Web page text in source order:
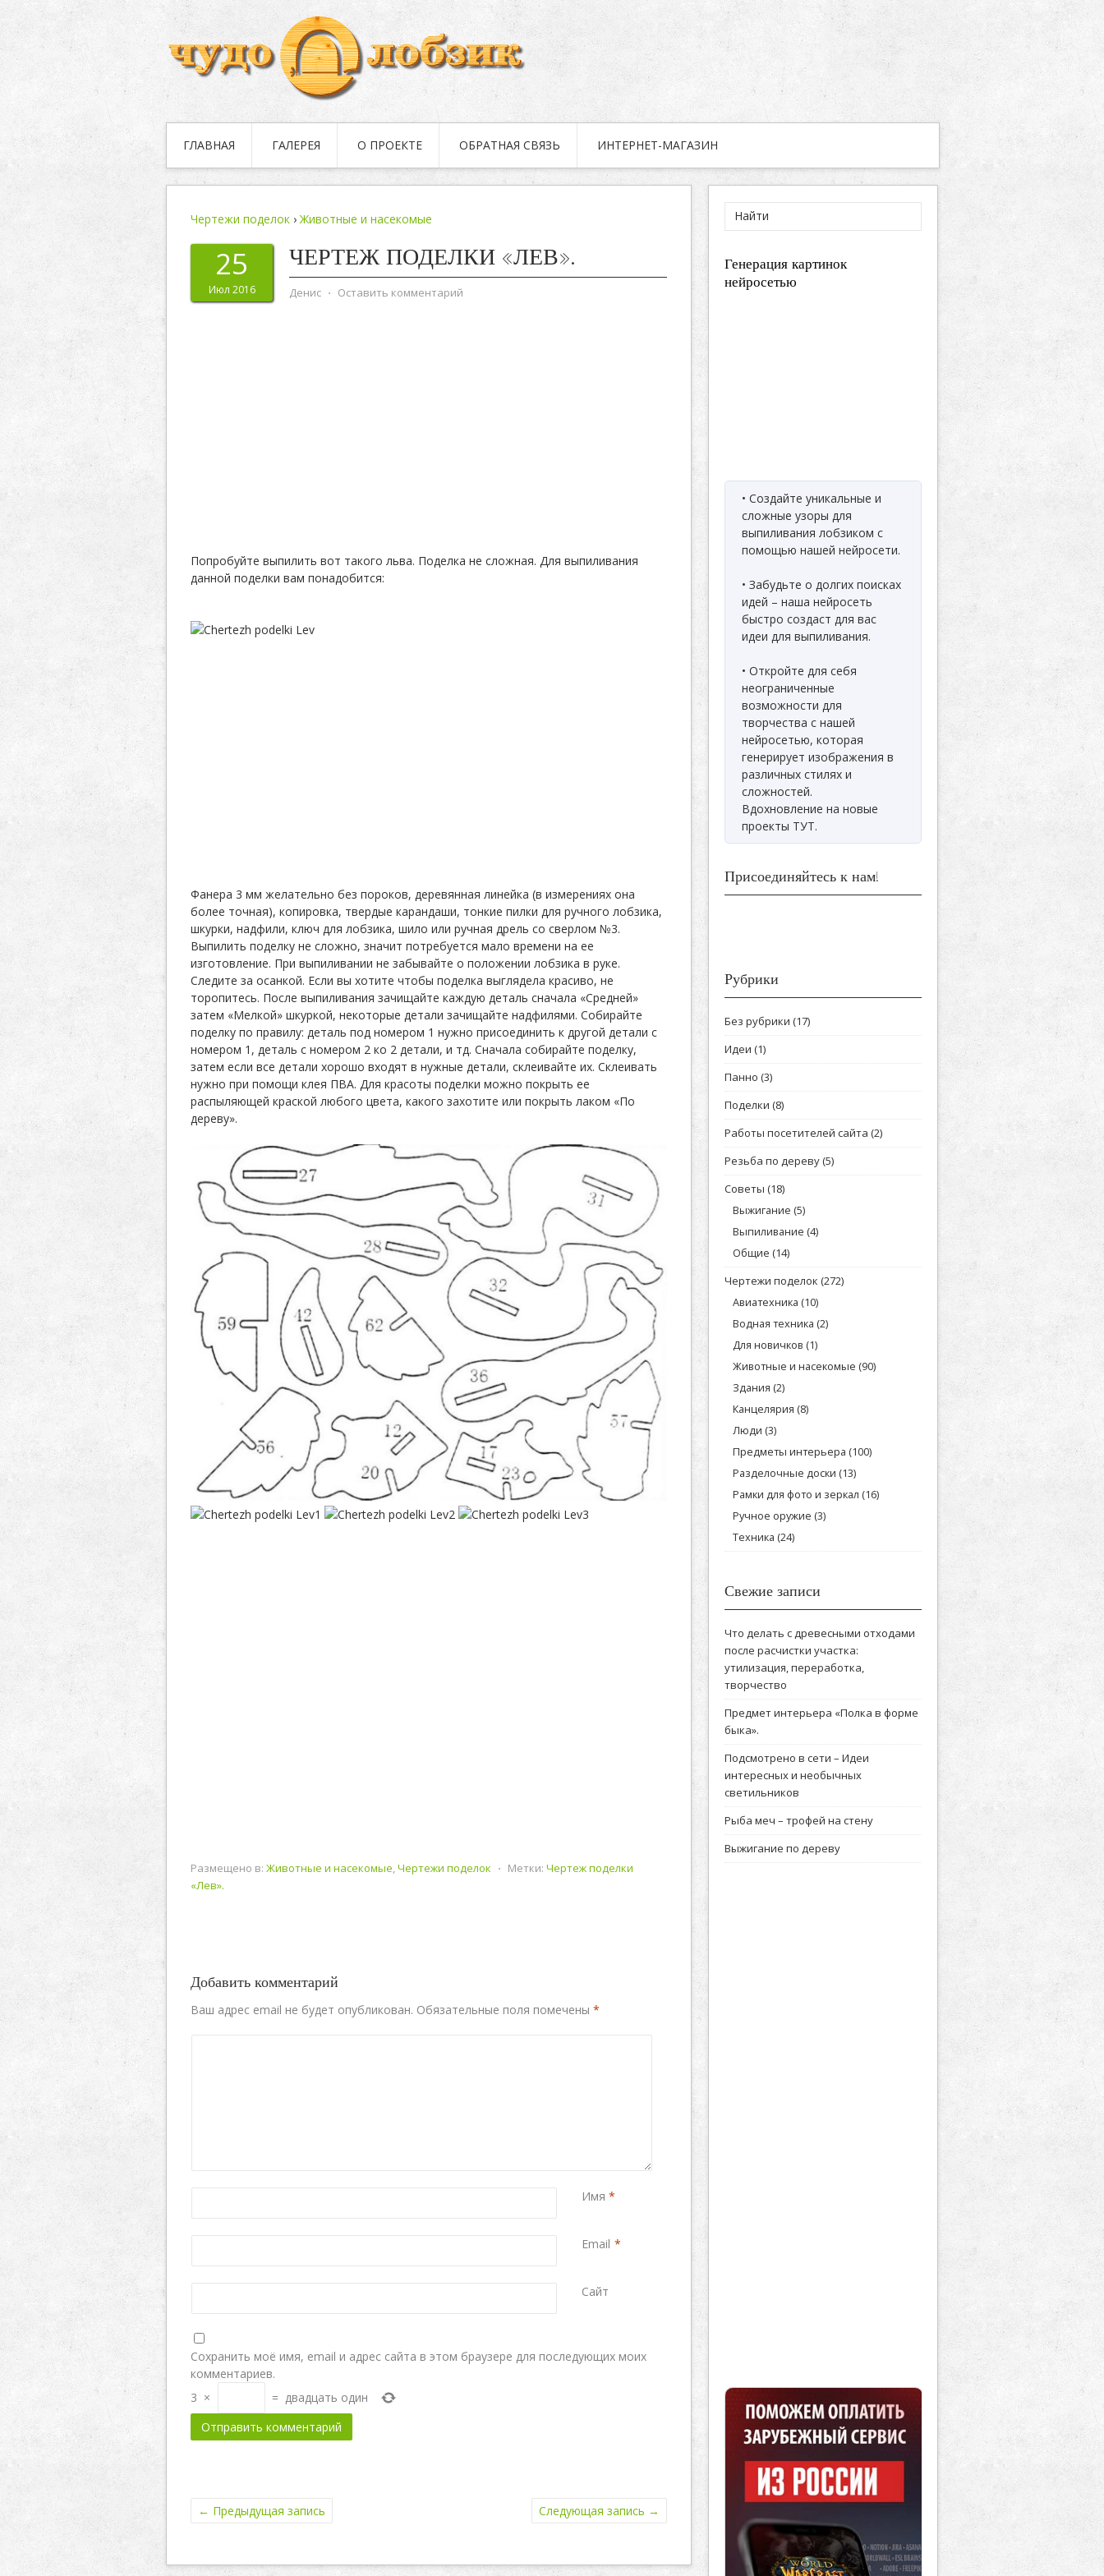
ГЛАВНАЯ ГАЛЕРЕЯ О ПРОЕКТЕ ОБРАТНАЯ СВЯЗЬ ИНТЕРНЕТ-МАГАЗИН
Чертежи поделок ›Животные и насекомые
25
Июл 2016
ЧЕРТЕЖ ПОДЕЛКИ «ЛЕВ».
Денис ⋅ Оставить комментарий
Попробуйте выпилить вот такого льва. Поделка не сложная. Для выпиливания
данной поделки вам понадобится:
Фанера 3 мм желательно без пороков, деревянная линейка (в измерениях она
более точная), копировка, твердые карандаши, тонкие пилки для ручного лобзика,
шкурки, надфили, ключ для лобзика, шило или ручная дрель со сверлом №3.
Выпилить поделку не сложно, значит потребуется мало времени на ее
изготовление. При выпиливании не забывайте о положении лобзика в руке.
Следите за осанкой. Если вы хотите чтобы поделка выглядела красиво, не
торопитесь. После выпиливания зачищайте каждую деталь сначала «Средней»
затем «Мелкой» шкуркой, некоторые детали зачищайте надфилями. Собирайте
поделку по правилу: деталь под номером 1 нужно присоединить к другой детали с
номером 1, деталь с номером 2 ко 2 детали, и тд. Сначала собирайте поделку,
затем если все детали хорошо входят в нужные детали, склеивайте их. Склеивать
нужно при помощи клея ПВА. Для красоты поделки можно покрыть ее
распыляющей краской любого цвета, какого захотите или покрыть лаком «По
дереву».
Размещено в: Животные и насекомые,Чертежи поделок ⋅ Метки: Чертеж поделки
«Лев».
Добавить комментарий
Ваш адрес email не будет опубликован. Обязательные поля помечены *
Имя *
Email *
Сайт
Сохранить моё имя, email и адрес сайта в этом браузере для последующих моих
комментариев.
3 × = двадцать один
← Предыдущая запись Следующая запись →
Генерация картинок
нейросетью
• Создайте уникальные и
сложные узоры для
выпиливания лобзиком с
помощью нашей нейросети.
• Забудьте о долгих поисках
идей – наша нейросеть
быстро создаст для вас
идеи для выпиливания.
• Откройте для себя
неограниченные
возможности для
творчества с нашей
нейросетью, которая
генерирует изображения в
различных стилях и
сложностей.
Вдохновление на новые
проекты ТУТ.
Присоединяйтесь к нам!
Рубрики
Без рубрики (17)
Идеи (1)
Панно (3)
Поделки (8)
Работы посетителей сайта (2)
Резьба по дереву(5)
Советы (18)
Выжигание (5)
Выпиливание (4)
Общие (14)
Чертежи поделок (272)
Авиатехника (10)
Водная техника (2)
Для новичков (1)
Животные и насекомые (90)
Здания (2)
Канцелярия (8)
Люди (3)
Предметы интерьера (100)
Разделочные доски (13)
Рамки для фото и зеркал (16)
Ручное оружие (3)
Техника (24)
Свежие записи
Что делать с древесными отходами
после расчистки участка:
утилизация, переработка,
творчество
Предмет интерьера «Полка в форме
быка».
Подсмотрено в сети – Идеи
интересных и необычных
светильников
Рыба меч – трофей на стену
Выжигание по дереву